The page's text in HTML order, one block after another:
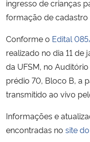
Ministério do Meio Ambiente
Ministério do Desenvolvimento
Controladoria-Geral da União
Ministério da Mulher, da
ingresso de crianças
formação de cadastro
Conforme o Edital
realizado no dia 11 de
da UFSM, no
prédio 70, Bloco B, a
transmitido ao vivo
Informações e
encontradas no site